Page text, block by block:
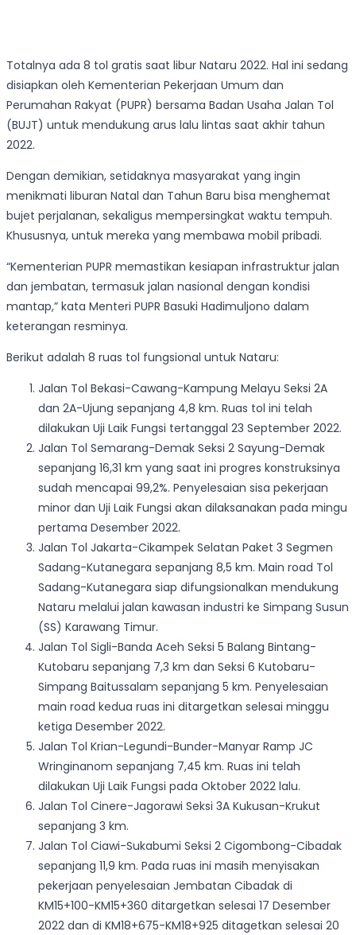
Totalnya ada 8 tol gratis saat libur Nataru 2022. Hal ini sedang
disiapkan oleh Kementerian Pekerjaan Umum dan
Perumahan Rakyat (PUPR) bersama Badan Usaha Jalan Tol
(BUJT) untuk mendukung arus lalu lintas saat akhir tahun
2022.
Dengan demikian, setidaknya masyarakat yang ingin
menikmati liburan Natal dan Tahun Baru bisa menghemat
bujet perjalanan, sekaligus mempersingkat waktu tempuh.
Khususnya, untuk mereka yang membawa mobil pribadi.
“Kementerian PUPR memastikan kesiapan infrastruktur jalan
dan jembatan, termasuk jalan nasional dengan kondisi
mantap,” kata Menteri PUPR Basuki Hadimuljono dalam
keterangan resminya.
Berikut adalah 8 ruas tol fungsional untuk Nataru:
Jalan Tol Bekasi-Cawang-Kampung Melayu Seksi 2A
dan 2A-Ujung sepanjang 4,8 km. Ruas tol ini telah
dilakukan Uji Laik Fungsi tertanggal 23 September 2022.
Jalan Tol Semarang-Demak Seksi 2 Sayung-Demak
sepanjang 16,31 km yang saat ini progres konstruksinya
sudah mencapai 99,2%. Penyelesaian sisa pekerjaan
minor dan Uji Laik Fungsi akan dilaksanakan pada mingu
pertama Desember 2022.
Jalan Tol Jakarta-Cikampek Selatan Paket 3 Segmen
Sadang-Kutanegara sepanjang 8,5 km. Main road Tol
Sadang-Kutanegara siap difungsionalkan mendukung
Nataru melalui jalan kawasan industri ke Simpang Susun
(SS) Karawang Timur.
Jalan Tol Sigli-Banda Aceh Seksi 5 Balang Bintang-
Kutobaru sepanjang 7,3 km dan Seksi 6 Kutobaru-
Simpang Baitussalam sepanjang 5 km. Penyelesaian
main road kedua ruas ini ditargetkan selesai minggu
ketiga Desember 2022.
Jalan Tol Krian-Legundi-Bunder-Manyar Ramp JC
Wringinanom sepanjang 7,45 km. Ruas ini telah
dilakukan Uji Laik Fungsi pada Oktober 2022 lalu.
Jalan Tol Cinere-Jagorawi Seksi 3A Kukusan-Krukut
sepanjang 3 km.
Jalan Tol Ciawi-Sukabumi Seksi 2 Cigombong-Cibadak
sepanjang 11,9 km. Pada ruas ini masih menyisakan
pekerjaan penyelesaian Jembatan Cibadak di
KM15+100-KM15+360 ditargetkan selesai 17 Desember
2022 dan di KM18+675-KM18+925 ditagetkan selesai 20